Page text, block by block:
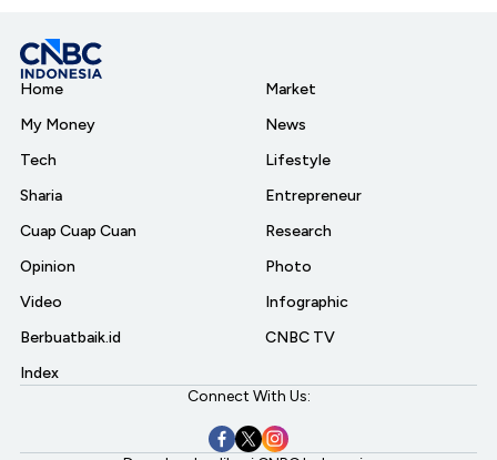
Home
My Money
Tech
Sharia
Cuap Cuap Cuan
Opinion
Video
Berbuatbaik.id
Index
Market
News
Lifestyle
Entrepreneur
Research
Photo
Infographic
CNBC TV
Connect With Us: